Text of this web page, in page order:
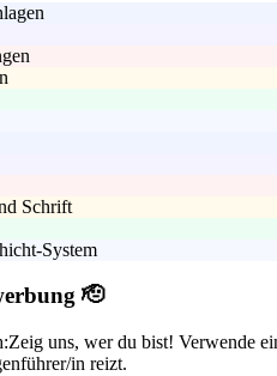
Schrift
System
🫡
Zeig uns, wer du bist! Verwende
in reizt.